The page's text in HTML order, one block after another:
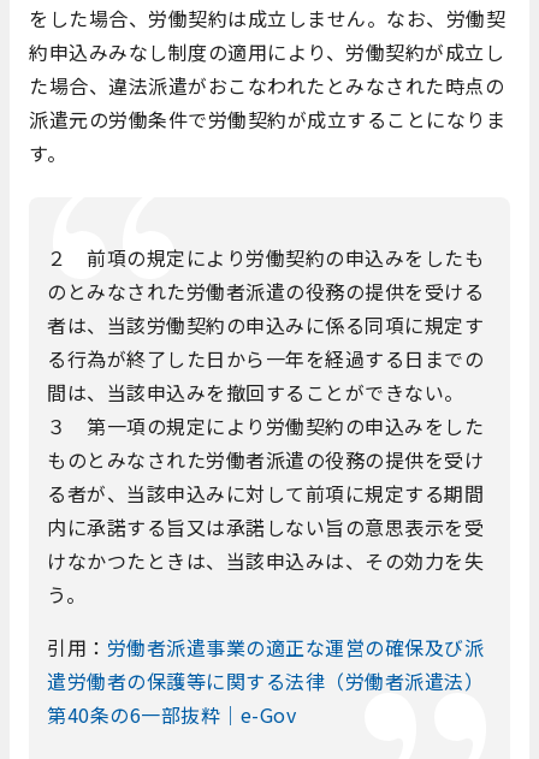
をした場合、労働契約は成立しません。なお、労働契
約申込みみなし制度の適用により、労働契約が成立し
た場合、違法派遣がおこなわれたとみなされた時点の
派遣元の労働条件で労働契約が成立することになりま
す。
２ 前項の規定により労働契約の申込みをしたも
のとみなされた労働者派遣の役務の提供を受ける
者は、当該労働契約の申込みに係る同項に規定す
る行為が終了した日から一年を経過する日までの
間は、当該申込みを撤回することができない。
３ 第一項の規定により労働契約の申込みをした
ものとみなされた労働者派遣の役務の提供を受け
る者が、当該申込みに対して前項に規定する期間
内に承諾する旨又は承諾しない旨の意思表示を受
けなかつたときは、当該申込みは、その効力を失
う。
引用： 労働者派遣事業の適正な運営の確保及び派
遣労働者の保護等に関する法律（労働者派遣法）
第40条の6一部抜粋｜e-Gov